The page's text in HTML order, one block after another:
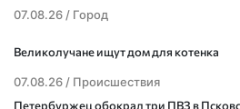
07.08.26 / Город
Великолучане ищут дом для котенка
07.08.26 / Происшествия
Петербуржец обокрал три ПВЗ в